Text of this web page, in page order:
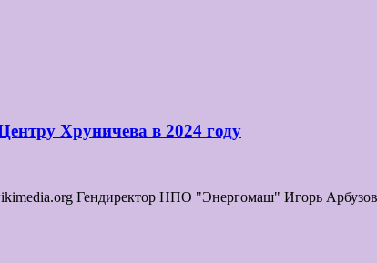
Хруничева в 2024 году
Гендиректор НПО "Энергомаш" Игорь Арбузов